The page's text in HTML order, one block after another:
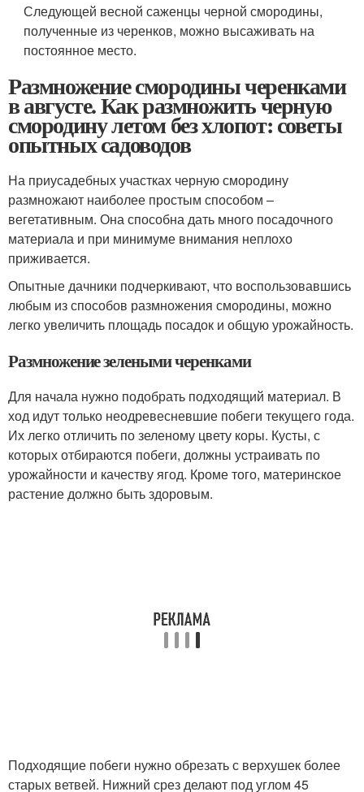
Следующей весной саженцы черной смородины,
полученные из черенков, можно высаживать на
постоянное место.
Размножение смородины черенками
в августе. Как размножить черную
смородину летом без хлопот: советы
опытных садоводов
На приусадебных участках черную смородину
размножают наиболее простым способом –
вегетативным. Она способна дать много посадочного
материала и при минимуме внимания неплохо
приживается.
Опытные дачники подчеркивают, что воспользовавшись
любым из способов размножения смородины, можно
легко увеличить площадь посадок и общую урожайность.
Размножение зелеными черенками
Для начала нужно подобрать подходящий материал. В
ход идут только неодревесневшие побеги текущего года.
Их легко отличить по зеленому цвету коры. Кусты, с
которых отбираются побеги, должны устраивать по
урожайности и качеству ягод. Кроме того, материнское
растение должно быть здоровым.
Подходящие побеги нужно обрезать с верхушек более
старых ветвей. Нижний срез делают под углом 45